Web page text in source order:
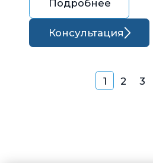
Подробнее
Консультация
1 2 3